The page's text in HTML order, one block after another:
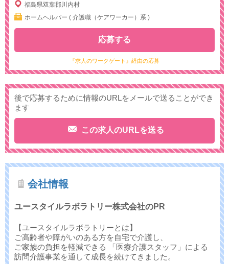
福島県双葉郡川内村
ホームヘルパー ( 介護職（ケアワーカー）系 )
『求人のワークゲート』経由の応募
応募する
後で応募するために情報のURLをメールで送ることができ
ます
この求人のURLを送る
会社情報
ユースタイルラボラトリー株式会社のPR
【ユースタイルラボラトリーとは】
ご高齢者や障がいのある方を自宅で介護し、
ご家族の負担を軽減できる 「医療介護スタッフ」による
訪問介護事業を通して成長を続けてきました。